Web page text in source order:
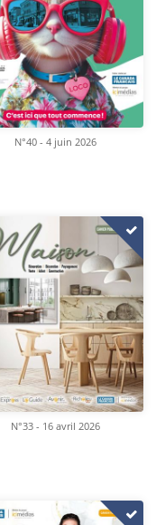
N°40 - 4 juin 2026
N°33 - 16 avril 2026